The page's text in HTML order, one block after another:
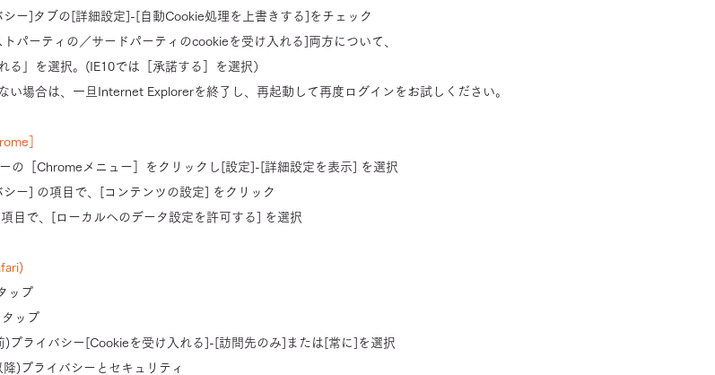
シー]タブの[詳細設定]-[自動Cookie処理を上書きする]をチェック
パーティの／サードパーティのcookieを受け入れる]両方について、
る」を選択。(IE10では［承諾する］を選択）
い場合は、一旦Internet Explorerを終了し、再起動して再度ログインをお試しください。
］
の［Chromeメニュー］をクリックし[設定]-[詳細設定を表示] を選択
シー] の項目で、[コンテンツの設定] をクリック
目で、[ローカルへのデータ設定を許可する] を選択
ップ
ップ
)プライバシー[Cookieを受け入れる]-[訪問先のみ]または[常に]を選択
プライバシーとセキュリティ